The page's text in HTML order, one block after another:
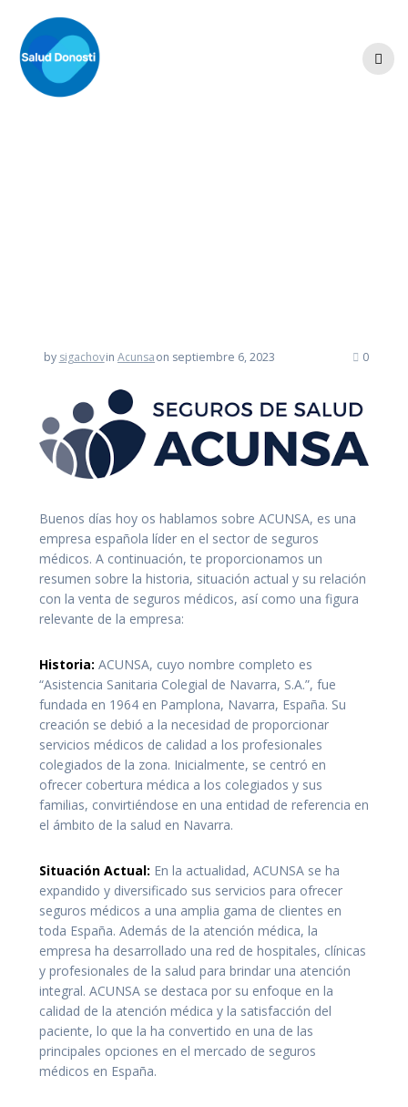
by sigachovin Acunsaon septiembre 6, 2023 0
Buenos días hoy os hablamos sobre ACUNSA, es una
empresa española líder en el sector de seguros
médicos. A continuación, te proporcionamos un
resumen sobre la historia, situación actual y su relación
con la venta de seguros médicos, así como una figura
relevante de la empresa:
Historia: ACUNSA, cuyo nombre completo es
“Asistencia Sanitaria Colegial de Navarra, S.A.”, fue
fundada en 1964 en Pamplona, Navarra, España. Su
creación se debió a la necesidad de proporcionar
servicios médicos de calidad a los profesionales
colegiados de la zona. Inicialmente, se centró en
ofrecer cobertura médica a los colegiados y sus
familias, convirtiéndose en una entidad de referencia en
el ámbito de la salud en Navarra.
Situación Actual: En la actualidad, ACUNSA se ha
expandido y diversificado sus servicios para ofrecer
seguros médicos a una amplia gama de clientes en
toda España. Además de la atención médica, la
empresa ha desarrollado una red de hospitales, clínicas
y profesionales de la salud para brindar una atención
integral. ACUNSA se destaca por su enfoque en la
calidad de la atención médica y la satisfacción del
paciente, lo que la ha convertido en una de las
principales opciones en el mercado de seguros
médicos en España.